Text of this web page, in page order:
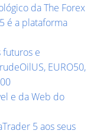
da The Forex
é a plataforma
futuros e
EURO50,
e da Web do
5 aos seus